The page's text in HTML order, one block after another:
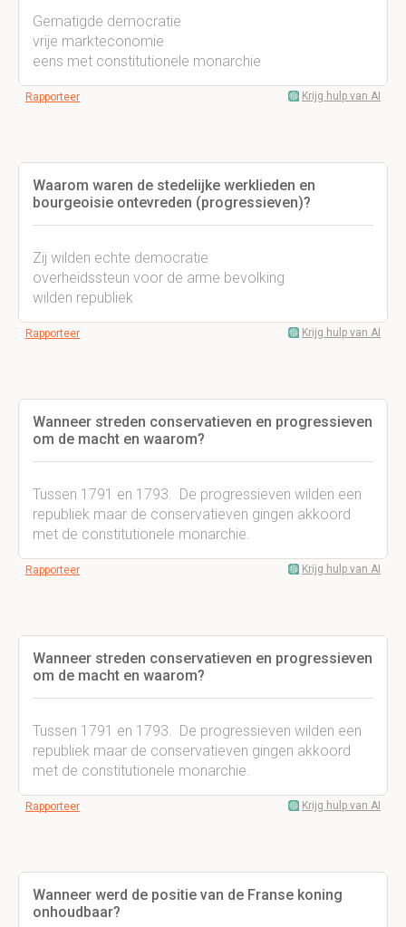
Gematigde democratie
vrije markteconomie
eens met constitutionele monarchie
Rapporteer Krijg hulp van AI
Waarom waren de stedelijke werklieden en
bourgeoisie ontevreden (progressieven)?
Zij wilden echte democratie
overheidssteun voor de arme bevolking
wilden republiek
Rapporteer Krijg hulp van AI
Wanneer streden conservatieven en progressieven
om de macht en waarom?
Tussen 1791 en 1793. De progressieven wilden een
republiek maar de conservatieven gingen akkoord
met de constitutionele monarchie.
Rapporteer Krijg hulp van AI
Wanneer streden conservatieven en progressieven
om de macht en waarom?
Tussen 1791 en 1793. De progressieven wilden een
republiek maar de conservatieven gingen akkoord
met de constitutionele monarchie.
Rapporteer Krijg hulp van AI
Wanneer werd de positie van de Franse koning
onhoudbaar?